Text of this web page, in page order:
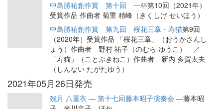
中島勝祐創作賞 第十回 一杯第10回（2021年）
受賞作品 作曲者 菊重 精峰（きくしげ せいほう）
中島勝祐創作賞 第九回 桜花三章・寿猫第9回
（2020年）受賞作品 「桜花三章」（おうかさんし
ょう）作曲者 野村 祐子（のむら ゆうこ） ／
「寿猫」（ことぶきねこ）作曲者 新内 多賀太夫
（しんない たがたゆう）
2021年05月26日発売
残月 八重衣 — 第十七回藤本昭子演奏会 —藤本昭